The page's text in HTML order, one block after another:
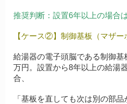
推奨判断：設置6年以上の場合
【ケース②】制御基板（マザー
給湯器の電子頭脳である制御
万円。設置から8年以上の給湯
合、
「基板を直しても次は別の部